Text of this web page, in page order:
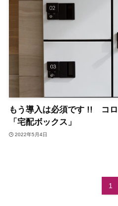
もう導入は必須です !! コ
「宅配ボックス」
2022年5月4日
1